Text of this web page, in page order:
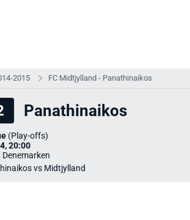
2015 FC Midtjylland - Panathinaikos
Panathinaikos
(Play-offs)
20:00
Denemarken
vs Midtjylland